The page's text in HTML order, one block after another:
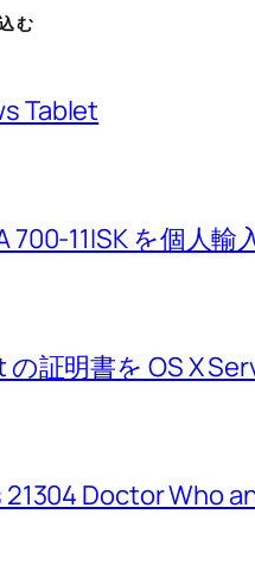
む
Tablet
700-11ISK を個人輸
の証明書を OS X
21304 Doctor Who